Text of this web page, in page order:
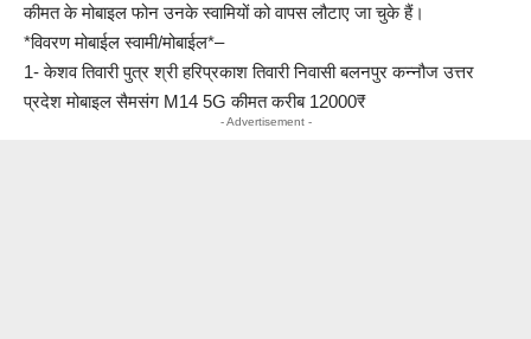
कीमत के मोबाइल फोन उनके स्वामियों को वापस लौटाए जा चुके हैं।
*विवरण मोबाईल स्वामी/मोबाईल*–
1- केशव तिवारी पुत्र श्री हरिप्रकाश तिवारी निवासी बलनपुर कन्नौज उत्तर
प्रदेश मोबाइल सैमसंग M14 5G कीमत करीब 12000₹
- Advertisement -